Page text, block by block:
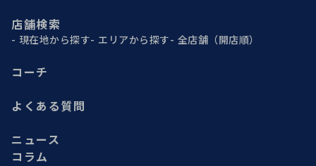
店舗検索
現在地から探す エリアから探す 全店舗（開店順）
コーチ
よくある質問
ニュース
コラム